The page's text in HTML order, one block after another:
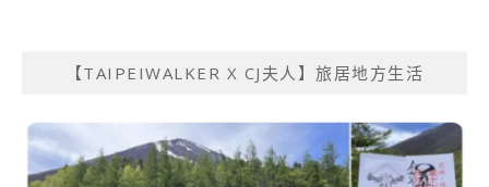
【TAIPEIWALKER X CJ夫人】旅居地方生活